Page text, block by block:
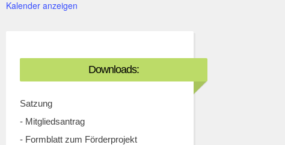
Kalender anzeigen
Downloads:
Satzung
- Mitgliedsantrag
- Formblatt zum Förderprojekt